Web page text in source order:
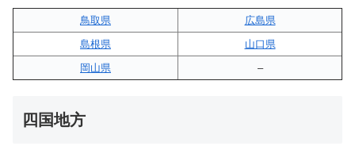
鳥取県
広島県
島根県
山口県
岡山県
–
四国地方